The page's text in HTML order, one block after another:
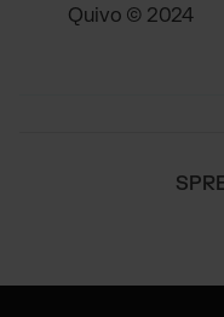
Quivo © 2024